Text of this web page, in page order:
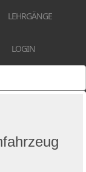
LEHRGÄNGE
LOGIN